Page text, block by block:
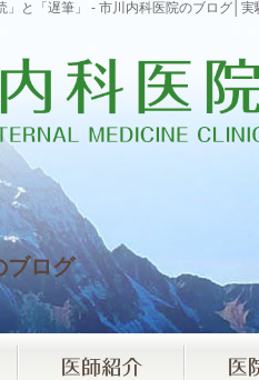
」と「遅筆」 - 市川内科医院のブログ│
ブログ